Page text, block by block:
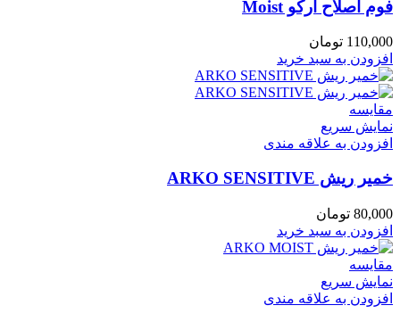
فوم اصلاح آرکو Moist
110,000 تومان
افزودن به سبد خرید
مقايسه
نمایش سریع
افزودن به علاقه مندی
خمير ريش ARKO SENSITIVE
80,000 تومان
افزودن به سبد خرید
مقايسه
نمایش سریع
افزودن به علاقه مندی